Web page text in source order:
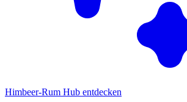
Himbeer-Rum Hub entdecken